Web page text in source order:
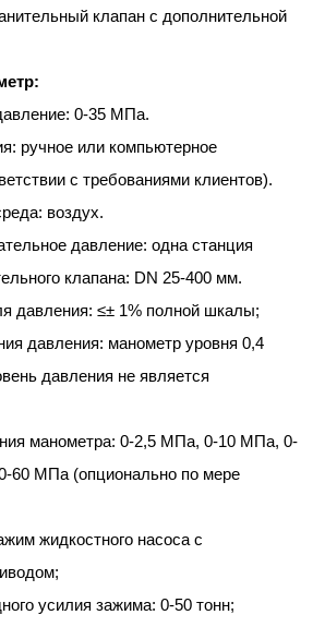
клапан с дополнительной
0-35 МПа.
ручное или компьютерное
с требованиями клиентов).
воздух.
давление: одна станция
клапана: DN 25-400 мм.
давления: ≤± 1% полной шкалы;
давления: манометр уровня 0,4
давления не является
манометра: 0-2,5 МПа, 0-10 МПа, 0-
60 МПа (опционально по мере
жидкостного насоса с
усилия зажима: 0-50 тонн;